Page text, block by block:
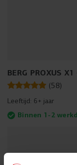
BERG PROXUS
(58)
Leeftijd: 6+ jaar
Binnen 1-2